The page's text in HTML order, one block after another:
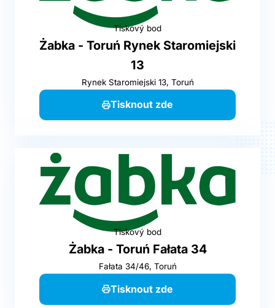
Tiskový bod
Żabka - Toruń Rynek Staromiejski
13
Rynek Staromiejski 13, Toruń
Tisknout zde
Tiskový bod
Żabka - Toruń Fałata 34
Fałata 34/46, Toruń
Tisknout zde